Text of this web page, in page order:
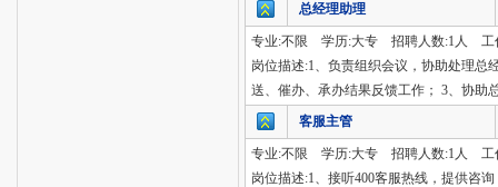
总经理助理
专业:不限 学历:大专 招聘人数:1人 工
岗位描述:1、负责组织会议，协助处理总
送、催办、承办结果反馈工作； 3、协助
客服主管
专业:不限 学历:大专 招聘人数:1人 工
岗位描述:1、接听400客服热线，提供咨